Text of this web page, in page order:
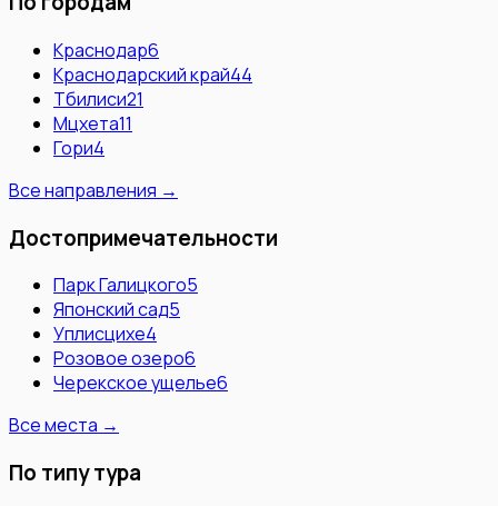
Краснодар6
Краснодарский край44
Тбилиси21
Мцхета11
Гори4
Все направления →
Достопримечательности
Парк Галицкого5
Японский сад5
Уплисцихе4
Розовое озеро6
Черекское ущелье6
Все места →
По типу тура